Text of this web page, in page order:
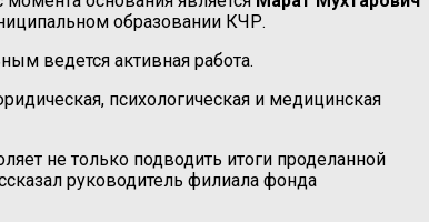
образовании КЧР.
ведется активная работа.
психологическая и медицинская
не только подводить итоги проделанной
руководитель филиала фонда